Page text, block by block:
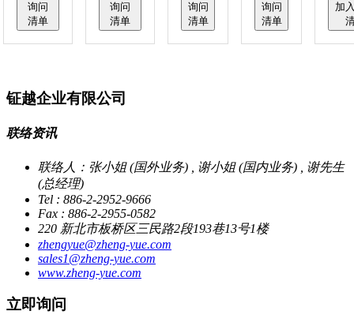
询问
清单
询问
清单
询问
清单
询问
清单
加
钲越企业有限公司
联络资讯
联络人：张小姐 (国外业务) , 谢小姐 (国内业务) , 谢先生
(总经理)
Tel : 886-2-2952-9666
Fax : 886-2-2955-0582
220 新北市板桥区三民路2段193巷13号1楼
zhengyue@zheng-yue.com
sales1@zheng-yue.com
www.zheng-yue.com
立即询问